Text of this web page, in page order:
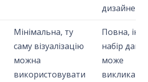
дизайнера
Мінімальна, ту
саму візуалізацію
можна
використовувати
Повна,
набір
може
викликати